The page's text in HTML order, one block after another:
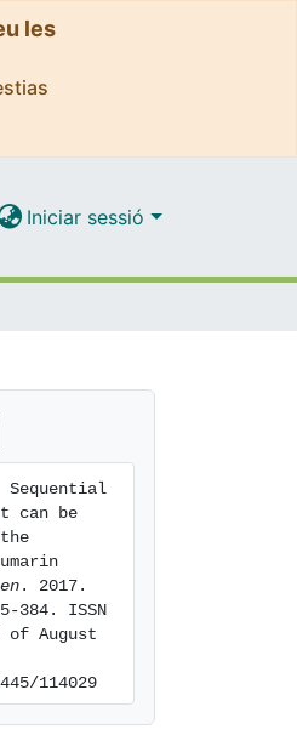
les
Iniciar sessió
Sequential
can be
. 2017.
384. ISSN
of August
114029